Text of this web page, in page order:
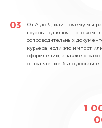
От А до Я, или Почему мы
грузов под ключ — это
сопроводительных
курьера, если это импорт
оформлении, а также
отправление было
1